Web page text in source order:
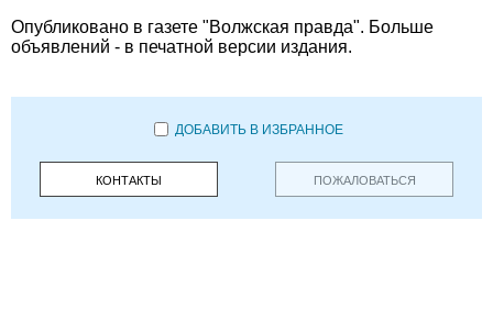
Опубликовано в газете "Волжская правда". Больше
объявлений - в печатной версии издания.
ДОБАВИТЬ В ИЗБРАННОЕ
КОНТАКТЫ ПОЖАЛОВАТЬСЯ